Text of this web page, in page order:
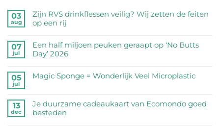
03
aug
Zijn RVS drinkflessen veilig? Wij zetten de feiten
op een rij
reacties
op
Zijn
drinkflessen
zetten
de
07
jul
Een half miljoen peuken geraapt op ‘No Butts
Day’ 2026
reacties
half
miljoen
peuken
05
jul
Magic Sponge = Wonderlijk Veel Microplastic
op
Magic
13
dec
Je duurzame cadeaukaart van Ecomondo goed
besteden